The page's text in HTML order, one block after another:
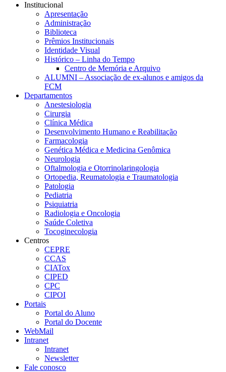
Institucional
Apresentação
Administração
Biblioteca
Prêmios Institucionais
Identidade Visual
Histórico – Linha do Tempo
Centro de Memória e Arquivo
ALUMNI – Associação de ex-alunos e amigos da
FCM
Departamentos
Anestesiologia
Cirurgia
Clínica Médica
Desenvolvimento Humano e Reabilitação
Farmacologia
Genética Médica e Medicina Genômica
Neurologia
Oftalmologia e Otorrinolaringologia
Ortopedia, Reumatologia e Traumatologia
Patologia
Pediatria
Psiquiatria
Radiologia e Oncologia
Saúde Coletiva
Tocoginecologia
Centros
CEPRE
CCAS
CIATox
CIPED
CPC
CIPOI
Portais
Portal do Aluno
Portal do Docente
WebMail
Intranet
Intranet
Newsletter
Fale conosco